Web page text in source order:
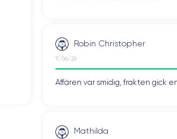
Robin Christopher
11/06/26
Affären var smidig, frakten gick
Mathilda